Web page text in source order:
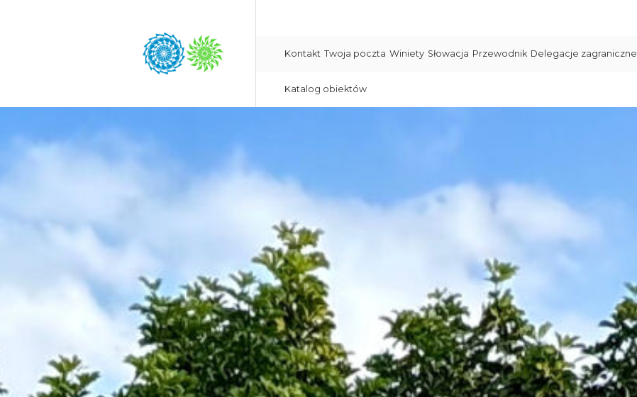
Kontakt Twoja poczta Winiety Słowacja Przewodnik Delegacje zagraniczne
Katalog obiektów